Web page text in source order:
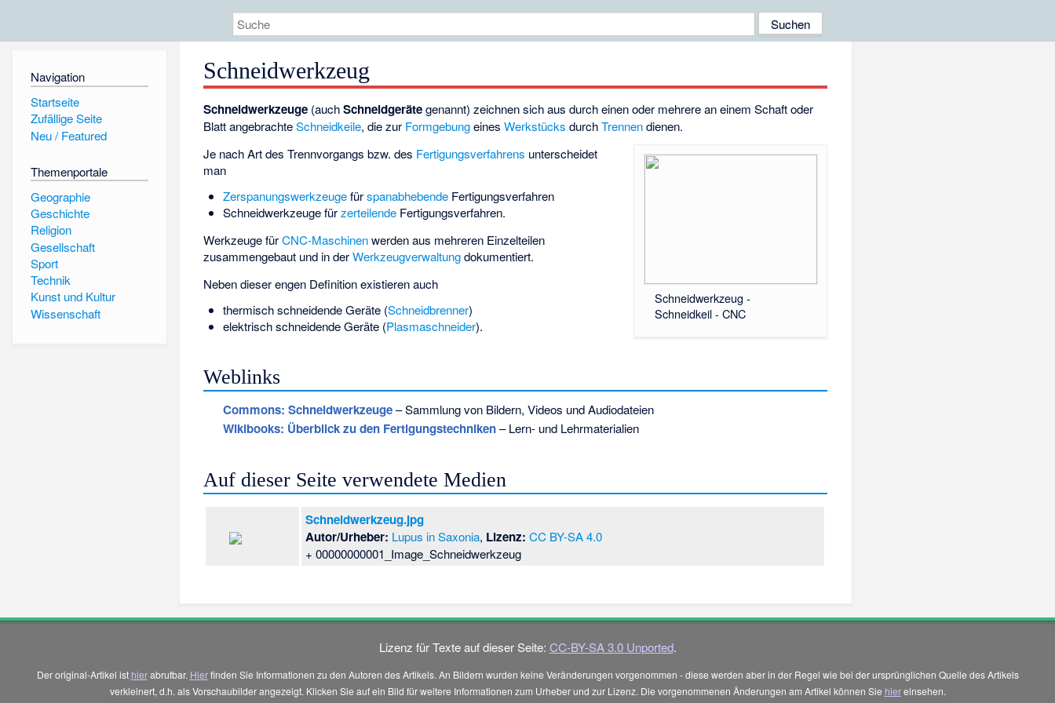
Navigation
Startseite
Zufällige Seite
Neu / Featured
Themenportale
Geographie
Geschichte
Religion
Gesellschaft
Sport
Technik
Kunst und Kultur
Wissenschaft
Schneidwerkzeug
Schneidwerkzeuge (auchSchneidgerätegenannt) zeichnen sich aus durch einen oder mehrere an einem Schaft oder
Blatt angebrachteSchneidkeile, die zur FormgebungeinesWerkstücks durchTrennendienen.
Schneidwerkzeug -
Schneidkeil - CNC
Je nach Art des Trennvorgangs bzw. des Fertigungsverfahrens unterscheidet
man
ZerspanungswerkzeugefürspanabhebendeFertigungsverfahren
Schneidwerkzeuge fürzerteilendeFertigungsverfahren.
Werkzeuge fürCNC-Maschinenwerden aus mehreren Einzelteilen
zusammengebaut und in derWerkzeugverwaltungdokumentiert.
Neben dieser engen Definition existieren auch
thermisch schneidende Geräte (Schneidbrenner)
elektrisch schneidende Geräte (Plasmaschneider).
Weblinks
Commons: Schneidwerkzeuge– Sammlung von Bildern, Videos und Audiodateien
Wikibooks: Überblick zu den Fertigungstechniken– Lern- und Lehrmaterialien
Auf dieser Seite verwendete Medien
Schneidwerkzeug.jpg
Autor/Urheber: Lupus in Saxonia, Lizenz: CC BY-SA 4.0
+ 00000000001_Image_Schneidwerkzeug
Lizenz für Texte auf dieser Seite: CC-BY-SA 3.0 Unported.
Der original-Artikel ist hierabrufbar. Hierfinden Sie Informationen zu den Autoren des Artikels. An Bildern wurden keine Veränderungen vorgenommen - diese werden aber in der Regel wie bei der ursprünglichen Quelle des Artikels
verkleinert, d.h. als Vorschaubilder angezeigt. Klicken Sie auf ein Bild für weitere Informationen zum Urheber und zur Lizenz. Die vorgenommenen Änderungen am Artikel können Sie hiereinsehen.